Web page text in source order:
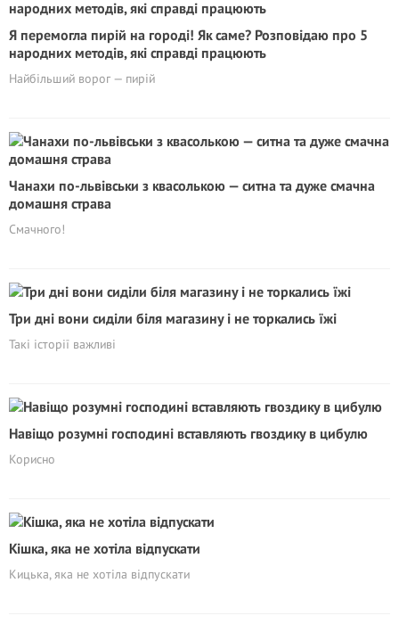
Я перемогла пирій на городі! Як саме? Розповідаю про 5
народних методів, які справді працюють
Найбільший ворог — пирій
Чанахи по-львівськи з квасолькою — ситна та дуже смачна
домашня страва
Смачного!
Три дні вони сиділи біля магазину і не торкались їжі
Такі історії важливі
Навіщо розумні господині вставляють гвоздику в цибулю
Корисно
Кішка, яка не хотіла відпускати
Кицька, яка не хотіла відпускати